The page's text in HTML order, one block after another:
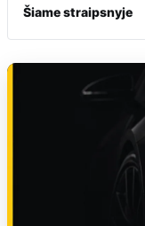
Šiame straipsnyje